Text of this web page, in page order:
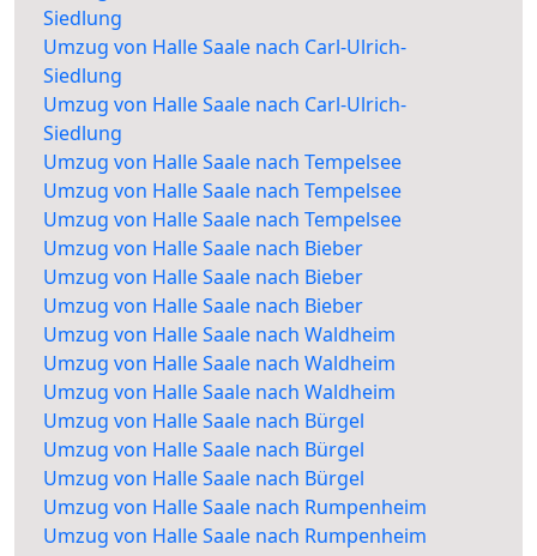
Siedlung
Umzug von Halle Saale nach Carl-Ulrich-
Siedlung
Umzug von Halle Saale nach Carl-Ulrich-
Siedlung
Umzug von Halle Saale nach Tempelsee
Umzug von Halle Saale nach Tempelsee
Umzug von Halle Saale nach Tempelsee
Umzug von Halle Saale nach Bieber
Umzug von Halle Saale nach Bieber
Umzug von Halle Saale nach Bieber
Umzug von Halle Saale nach Waldheim
Umzug von Halle Saale nach Waldheim
Umzug von Halle Saale nach Waldheim
Umzug von Halle Saale nach Bürgel
Umzug von Halle Saale nach Bürgel
Umzug von Halle Saale nach Bürgel
Umzug von Halle Saale nach Rumpenheim
Umzug von Halle Saale nach Rumpenheim